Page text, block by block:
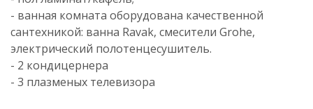
- ванная комната оборудована качественной
сантехникой: ванна Ravak, смесители Grohe,
электрический полотенцесушитель.
- 2 кондицернера
- 3 плазменых телевизора